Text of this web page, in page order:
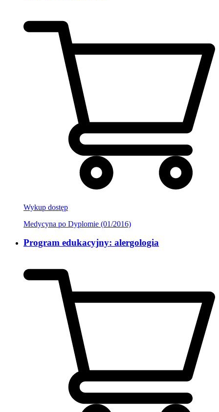
Wykup dostęp
Medycyna po Dyplomie (01/2016)
Program edukacyjny: alergologia